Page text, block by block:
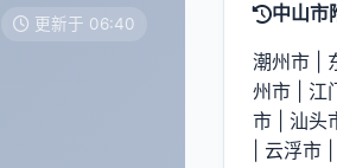
更新于 06:40 中山市
潮州市
州市
江
市
汕头
云浮市